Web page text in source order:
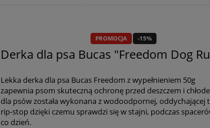
PROMOCJA -15%
Derka dla psa Bucas "Freedom Dog
Lekka derka dla psa Bucas Freedom z wypełnieniem 50g
zapewnia psom skuteczną ochronę przed deszczem i
dla psów została wykonana z wodoodpornej, oddychającej
rip-stop dzięki czemu sprawdzi się w stajni, podczas
co dzień.